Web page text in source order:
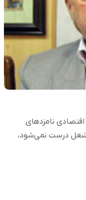
نامزدهای
درست نمی‌شود،